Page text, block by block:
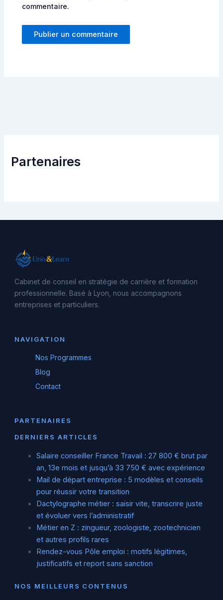
commentaire.
Partenaires
Cabinet de conseil en stratégie de carrière et formation
professionnelle. Basé à Lyon, nous accompagnons
entreprises et particuliers.
NAVIGATION
Nos Programmes
Blog
Contact
PARTENAIRES
DERNIERS ARTICLES
Salaire conseiller France Travail : 27 800 € brut par
an, 13e mois et jusqu’à 33 750 € avec expérience
Mail de départ entreprise : 5 modèles et conseils
pour réussir votre transition
Dactylographe métier : saisir vite, transcrire juste
et évoluer vers l’administratif
Métier en Z : zingueur, zoologiste, zootechnicien
et autres profils rares
Rendez-vous Pôle emploi : motifs légitimes,
justificatifs et report sans sanction
NOS MEILLEURS CONTENUS